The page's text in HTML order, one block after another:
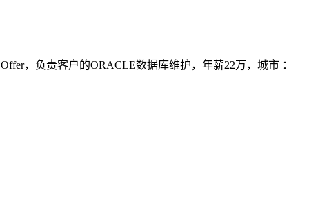
，负责客户的ORACLE数据库维护，年薪22万，城市 ：